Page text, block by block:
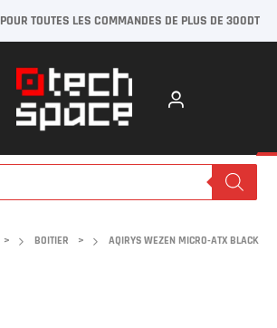
POUR TOUTES LES COMMANDES DE PLUS DE 300DT
> BOITIER > AQIRYS WEZEN MICRO-ATX BLACK